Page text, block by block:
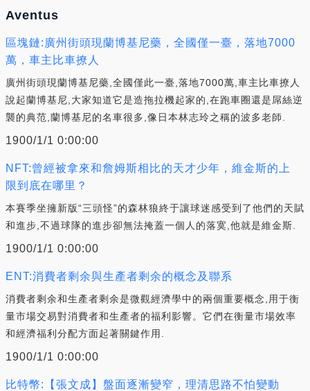
Aventus
區塊鏈:廣州街頭現蘭博基尼藥，全國僅一臺，落地7000
萬，車主比車撩人
廣州街頭現蘭博基尼藥,全國僅此一臺,落地7000萬,車主比車撩人
說起蘭博基尼,大家知道它是造拖拉機起家的,在跑車圈還是屌絲逆
襲的典范,蘭博基尼的名車很多,像日本林志玲之稱的波多老師.
1900/1/1 0:00:00
NFT:曾經被拿來和詹姆斯相比的天才少年，維金斯的上
限到底在哪里？
本賽季坐擁新版“三頭怪”的森林狼終于讓球迷感受到了他們的天賦
和進步,不過球隊的進步卻無法掩蓋一個人的落寞,他就是維金斯.
1900/1/1 0:00:00
ENT:消費者剩余與生產者剩余的概念及聯系
消費者剩余和生產者剩余是微觀經濟學中的兩個重要概念,用于衡
量市場交易對消費者和生產者的福利影響。它們在衡量市場效率
和經濟福利分配方面起著關鍵作用.
1900/1/1 0:00:00
比特幣:【張文成】盤面逐漸變窄，理清思路不怕變動